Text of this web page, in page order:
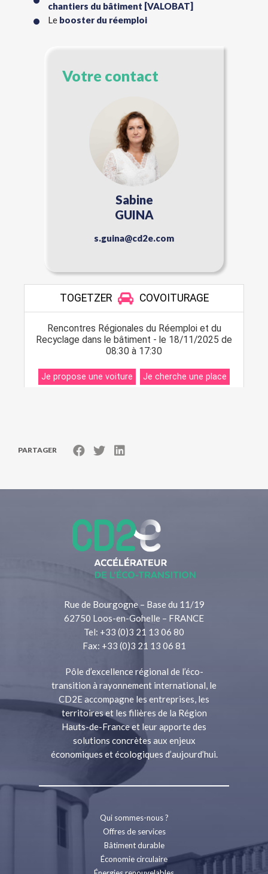
chantiers du bâtiment [VALOBAT]
Le booster du réemploi
Votre contact
Sabine
GUINA
s.guina@cd2e.com
PARTAGER
Rue de Bourgogne – Base du 11/19
62750 Loos-en-Gohelle – FRANCE
Tel: +33 (0)3 21 13 06 80
Fax: +33 (0)3 21 13 06 81
Pôle d’excellence régional de l’éco-
transition à rayonnement international, le
CD2E accompagne les entreprises, les
territoires et les filières de la Région
Hauts-de-France et leur apporte des
solutions concrètes aux enjeux
économiques et écologiques d’aujourd’hui.
Qui sommes-nous ?
Offres de services
Bâtiment durable
Économie circulaire